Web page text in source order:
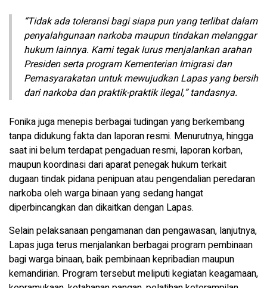
“Tidak ada toleransi bagi siapa pun yang terlibat dalam
penyalahgunaan narkoba maupun tindakan melanggar
hukum lainnya. Kami tegak lurus menjalankan arahan
Presiden serta program Kementerian Imigrasi dan
Pemasyarakatan untuk mewujudkan Lapas yang bersih
dari narkoba dan praktik-praktik ilegal,” tandasnya.
Fonika juga menepis berbagai tudingan yang berkembang
tanpa didukung fakta dan laporan resmi. Menurutnya, hingga
saat ini belum terdapat pengaduan resmi, laporan korban,
maupun koordinasi dari aparat penegak hukum terkait
dugaan tindak pidana penipuan atau pengendalian peredaran
narkoba oleh warga binaan yang sedang hangat
diperbincangkan dan dikaitkan dengan Lapas.
Selain pelaksanaan pengamanan dan pengawasan, lanjutnya,
Lapas juga terus menjalankan berbagai program pembinaan
bagi warga binaan, baik pembinaan kepribadian maupun
kemandirian. Program tersebut meliputi kegiatan keagamaan,